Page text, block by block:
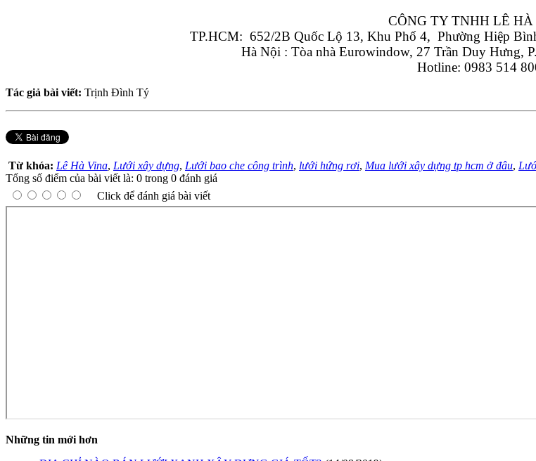
CÔNG TY TNHH LÊ
TP.HCM:  652/2B Quốc Lộ 13, Khu Phố 4,  Phường Hiệp
Hà Nội : Tòa nhà Eurowindow, 27 Trần Duy Hưng,
Hotline: 0983 514
Tác giả bài viết: Trịnh Đình Tý
Từ khóa: Lê Hà Vina, Lưới xây dựng, Lưới bao che công trình, lưới hứng rơi, Mua lưới xây dựng tp hcm ở đâu,
Tổng số điểm của bài viết là: 0 trong 0 đánh giá
Click để đánh giá bài viết
Những tin mới hơn